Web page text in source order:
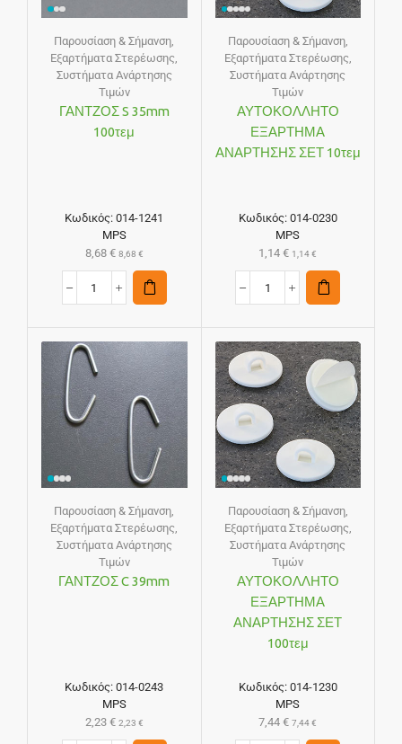
Παρουσίαση & Σήμανση,
Εξαρτήματα Στερέωσης,
Συστήματα Ανάρτησης
Τιμών
ΓΑΝΤΖΟΣ S 35mm
100τεμ
Κωδικός:014-1241
MPS
8,68 € 8,68 €
Παρουσίαση & Σήμανση,
Εξαρτήματα Στερέωσης,
Συστήματα Ανάρτησης
Τιμών
ΑΥΤΟΚΟΛΛΗΤΟ
ΕΞΑΡΤΗΜΑ
ΑΝΑΡΤΗΣΗΣ ΣΕΤ 10τεμ
Κωδικός: 014-0230
MPS
1,14€ 1,14€
Παρουσίαση & Σήμανση
Εξαρτήματα Στερέωσης
Συστήματα Ανάρτησης
Τιμών
ΓΑΝΤΖΟΣ C 39mm
Κωδικός:014-0243
MPS
2,23 € 2,23 €
Παρουσίαση & Σήμανση,
Εξαρτήματα Στερέωσης,
Συστήματα Ανάρτησης
Τιμών
ΑΥΤΟΚΟΛΛΗΤΟ
ΕΞΑΡΤΗΜΑ
ΑΝΑΡΤΗΣΗΣ ΣΕΤ
100τεμ
Κωδικός: 014-1230
MPS
7,44€ 7,44€